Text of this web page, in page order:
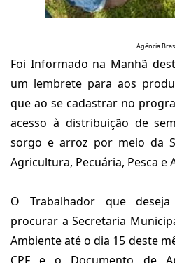
Agência
Foi Informado na Manhã
um lembrete para aos
que ao se cadastrar no
acesso à distribuição de
sorgo e arroz por meio da
Agricultura, Pecuária, Pesca e
O Trabalhador que
procurar a Secretaria
Ambiente até o dia 15 deste